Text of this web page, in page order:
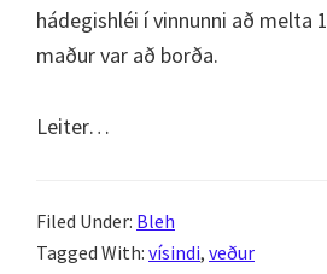
hádegishléi í vinnunni að melta
maður var að borða.
Leiter…
Filed Under: Bleh
Tagged With: vísindi, veður